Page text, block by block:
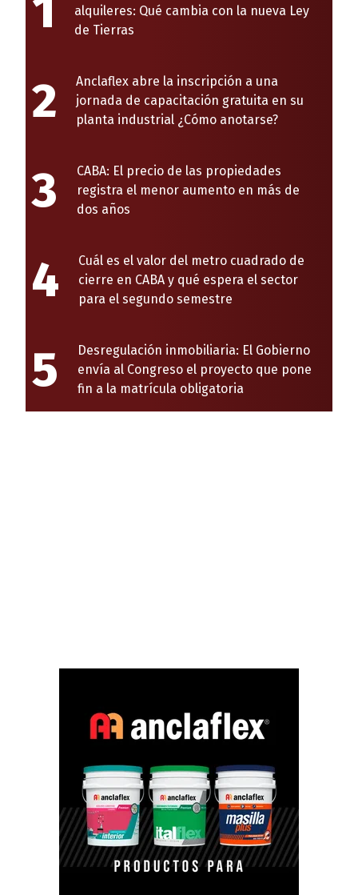
alquileres: Qué cambia con la nueva Ley
de Tierras
2
Anclaflex abre la inscripción a una
jornada de capacitación gratuita en su
planta industrial ¿Cómo anotarse?
3
CABA: El precio de las propiedades
registra el menor aumento en más de
dos años
4
Cuál es el valor del metro cuadrado de
cierre en CABA y qué espera el sector
para el segundo semestre
5
Desregulación inmobiliaria: El Gobierno
envía al Congreso el proyecto que pone
fin a la matrícula obligatoria